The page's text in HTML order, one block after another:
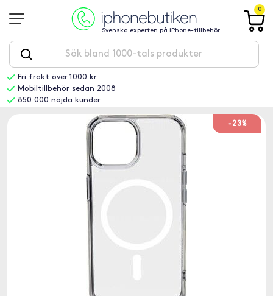
Svenska experten på iPhone-tillbehör
0
Fri frakt över 1000 kr
Mobiltillbehör sedan 2008
850 000 nöjda kunder
-23%